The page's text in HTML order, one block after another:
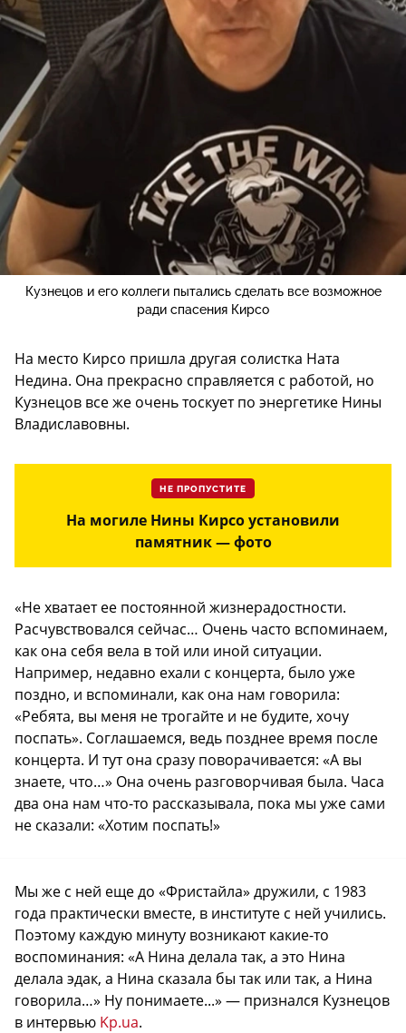
Кузнецов и его коллеги пытались сделать все возможное
ради спасения Кирсо
На место Кирсо пришла другая солистка Ната
Недина. Она прекрасно справляется с работой, но
Кузнецов все же очень тоскует по энергетике Нины
Владиславовны.
НЕ ПРОПУСТИТЕ
На могиле Нины Кирсо установили
памятник — фото
«Не хватает ее постоянной жизнерадостности.
Расчувствовался сейчас… Очень часто вспоминаем,
как она себя вела в той или иной ситуации.
Например, недавно ехали с концерта, было уже
поздно, и вспоминали, как она нам говорила:
«Ребята, вы меня не трогайте и не будите, хочу
поспать». Соглашаемся, ведь позднее время после
концерта. И тут она сразу поворачивается: «А вы
знаете, что…» Она очень разговорчивая была. Часа
два она нам что-то рассказывала, пока мы уже сами
не сказали: «Хотим поспать!»
Мы же с ней еще до «Фристайла» дружили, с 1983
года практически вместе, в институте с ней учились.
Поэтому каждую минуту возникают какие-то
воспоминания: «А Нина делала так, а это Нина
делала эдак, а Нина сказала бы так или так, а Нина
говорила…» Ну понимаете...» — признался Кузнецов
в интервью Kp.ua.